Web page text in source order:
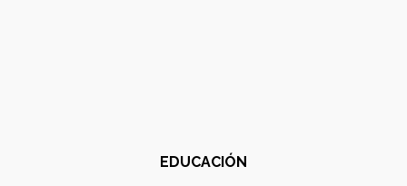
EDUCACIÓN